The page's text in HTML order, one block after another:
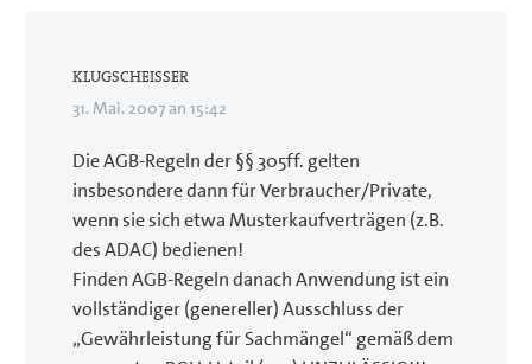
KLUGSCHEISSER
31. Mai. 2007 an 15:42
Die AGB-Regeln der §§ 305ff. gelten
insbesondere dann für Verbraucher/Private,
wenn sie sich etwa Musterkaufverträgen (z.B.
des ADAC) bedienen!
Finden AGB-Regeln danach Anwendung ist ein
vollständiger (genereller) Ausschluss der
„Gewährleistung für Sachmängel“ gemäß dem